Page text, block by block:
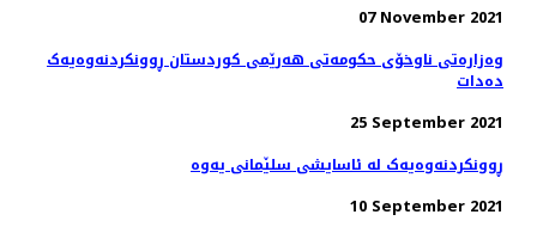
07 November 2021
وەزارەتی ناوخۆی حکومەتی هەرێمی کوردستان ڕوونکردنەوەیەک
دەدات
25 September 2021
ڕوونکردنەوەیەک لە ئاسایشی سلێمانی یەوە
10 September 2021